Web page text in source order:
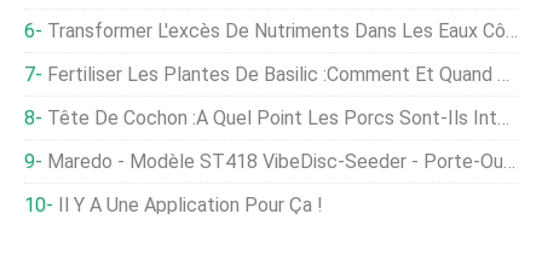
Transformer L'excès De Nutriments Dans Les Eaux Côtières Eutrophes En Protéines Marines Pour L'alimentation Animale
Fertiliser Les Plantes De Basilic :comment Et Quand Nourrir Le Basilic
Tête De Cochon :à Quel Point Les Porcs Sont-Ils Intelligents ?
Maredo - Modèle ST418 VibeDisc-Seeder - Porte-Outils Multifonctionnel
Il Y A Une Application Pour Ça !